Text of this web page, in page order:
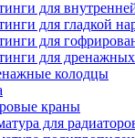
для
для гладкой
для
для
колодцы
краны
для